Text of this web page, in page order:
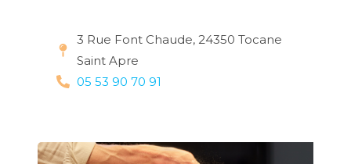
3 Rue Font Chaude, 24350 Tocane
Saint Apre
05 53 90 70 91